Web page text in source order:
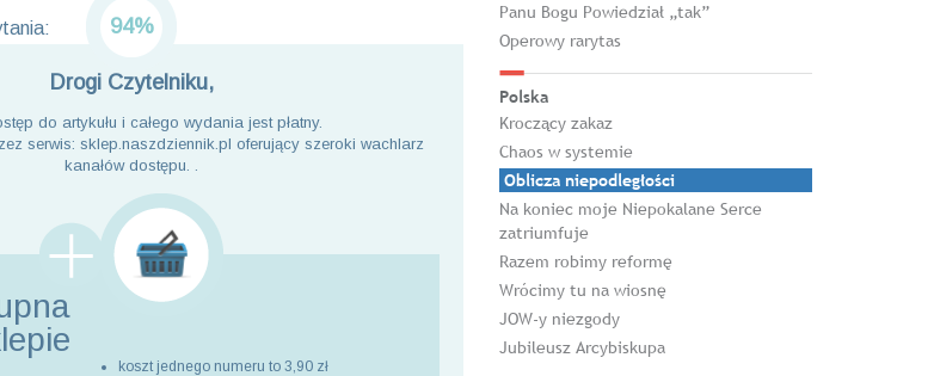
94%
Drogi Czytelniku,
do artykułu i całego wydania jest płatny.
serwis: sklep.naszdziennik.pl oferujący szeroki wachlarz
kanałów dostępu. .
koszt jednego numeru to 3,90 zł
Panu Bogu Powiedział „tak”
Operowy rarytas
Polska
Kroczący zakaz
Chaos w systemie
Oblicza niepodległości
Na koniec moje Niepokalane Serce
zatriumfuje
Razem robimy reformę
Wrócimy tu na wiosnę
JOW-y niezgody
Jubileusz Arcybiskupa